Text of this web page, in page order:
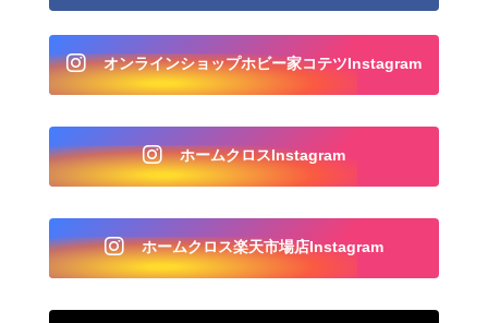
オンラインショップホビー家コテツInstagram
ホームクロスInstagram
ホームクロス楽天市場店Instagram